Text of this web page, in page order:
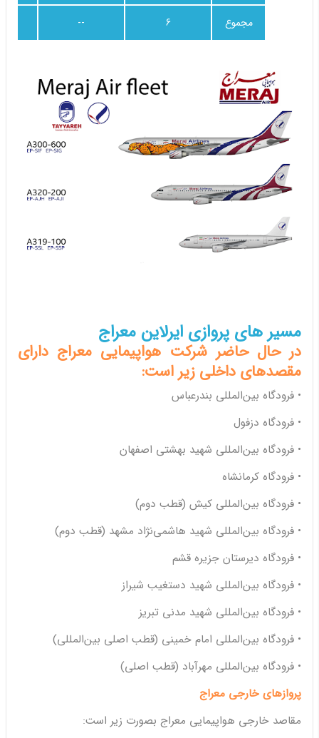
-- 6 مجموع
مسیر های پروازی ایرلاین معراج
در حال حاضر شرکت هواپیمایی معراج دارای
مقصدهای داخلی زیر است:
• فرودگاه بین‌المللی بندرعباس
• فرودگاه دزفول
• فرودگاه بین‌المللی شهید بهشتی اصفهان
• فرودگاه کرمانشاه
• فرودگاه بین‌المللی کیش (قطب دوم)
• فرودگاه بین‌المللی شهید هاشمی‌نژاد مشهد (قطب دوم)
• فرودگاه دیرستان جزیره قشم
• فرودگاه بین‌المللی شهید دستغیب شیراز
• فرودگاه بین‌المللی شهید مدنی تبریز
• فرودگاه بین‌المللی امام خمینی (قطب اصلی بین‌المللی)
• فرودگاه بین‌المللی مهرآباد (قطب اصلی)
پروازهای خارجی معراج
مقاصد خارجی هواپیمایی معراج بصورت زیر است: